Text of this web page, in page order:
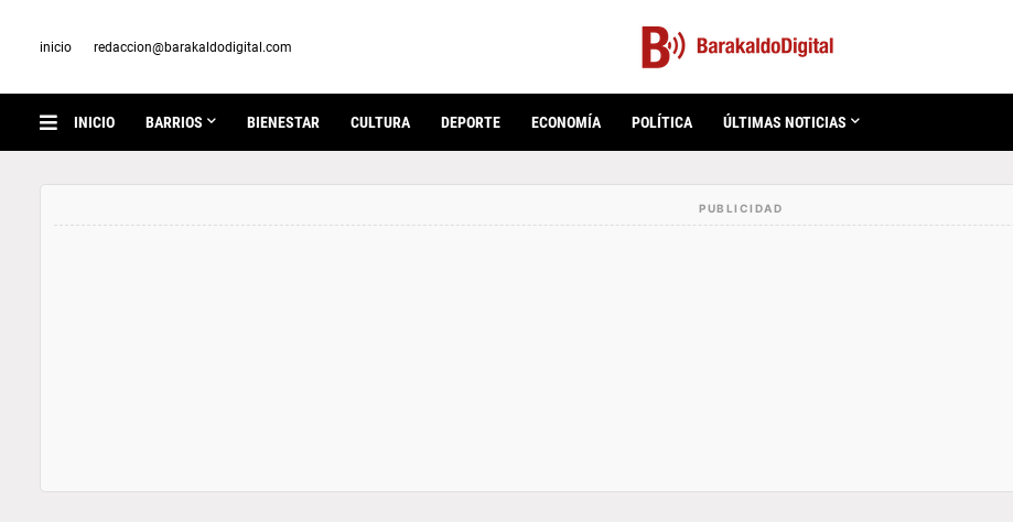
inicio redaccion@barakaldodigital.com
INICIO BARRIOS BIENESTAR CULTURA DEPORTE ECONOMÍA POLÍTICA ÚLTIMAS NOTICIAS